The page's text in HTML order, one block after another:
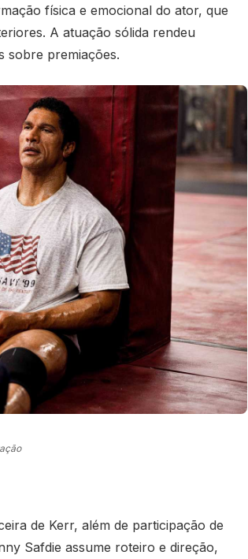
física e emocional do ator, que
A atuação sólida rendeu
sobre premiações.
de Kerr, além de participação de
Safdie assume roteiro e direção,